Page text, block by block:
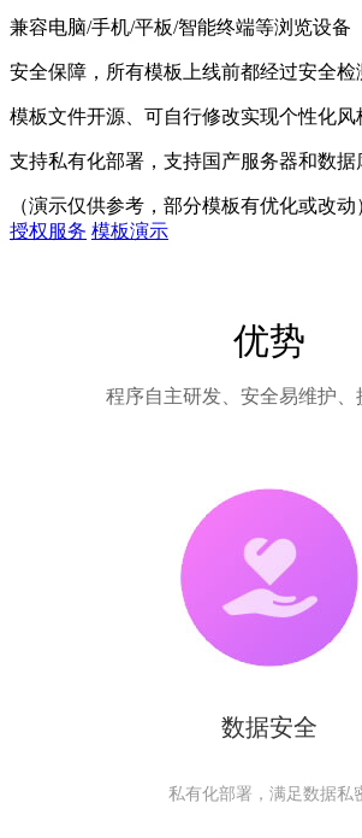
兼容电脑/手机/平板/智能终端等浏览设备
安全保障，所有模板上线前都经过安全检
模板文件开源、可自行修改实现个性化风
支持私有化部署，支持国产服务器和数据
（演示仅供参考，部分模板有优化或改动
授权服务 模板演示
优势
程序自主研发、安全易维护、
数据安全
私有化部署，满足数据私